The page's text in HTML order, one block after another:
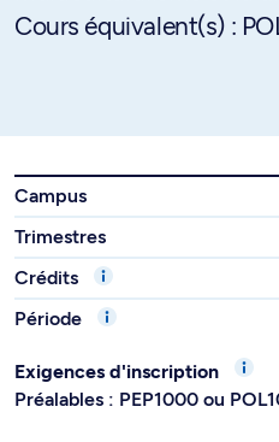
Cours équivalent(s) :
Campus
Trimestres
Crédits
Période
Exigences d'inscription
Préalables : PEP1000 ou